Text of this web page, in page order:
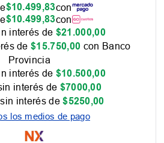
$10.499,83con
$10.499,83con
interés de $21 .000,00
de$15.750,00 con Banco
Provincia
interés de $10.500,00
interés de $7000,00
interés de$5250,00
los medios de pago